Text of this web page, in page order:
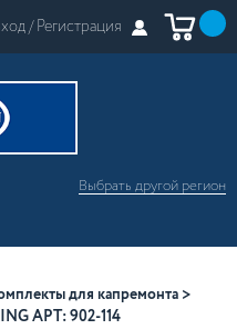
/Регистрация
Выбрать другой регион
для капремонта
АРТ: 902-114